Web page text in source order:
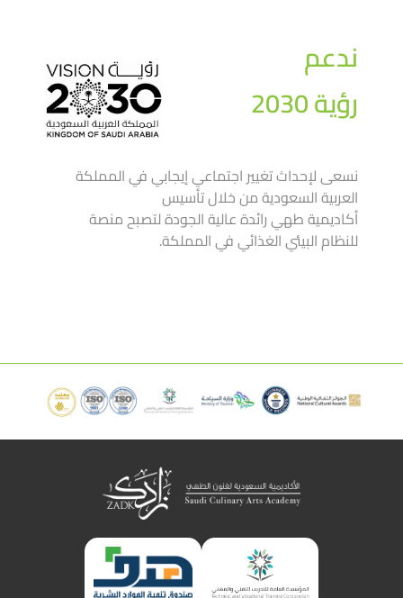
ندعم
رؤية 2030
نسعى لإحداث تغيير اجتماعي إيجابي في المملكة
العربية السعودية من خلال تأسيس
أكاديمية طهي رائدة عالية الجودة لتصبح منصة
للنظام البيئي الغذائي في المملكة.